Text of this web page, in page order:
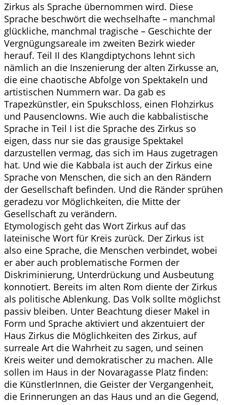
Zirkus als Sprache übernommen wird. Diese
Sprache beschwört die wechselhafte – manchmal
glückliche, manchmal tragische – Geschichte der
Vergnügungsareale im zweiten Bezirk wieder
herauf. Teil II des Klangdiptychons lehnt sich
nämlich an die Inszenierung der alten Zirkusse an,
die eine chaotische Abfolge von Spektakeln und
artistischen Nummern war. Da gab es
Trapezkünstler, ein Spukschloss, einen Flohzirkus
und Pausenclowns. Wie auch die kabbalistische
Sprache in Teil I ist die Sprache des Zirkus so
eigen, dass nur sie das grausige Spektakel
darzustellen vermag, das sich im Haus zugetragen
hat. Und wie die Kabbala ist auch der Zirkus eine
Sprache von Menschen, die sich an den Rändern
der Gesellschaft befinden. Und die Ränder sprühen
geradezu vor Möglichkeiten, die Mitte der
Gesellschaft zu verändern.
Etymologisch geht das Wort Zirkus auf das
lateinische Wort für Kreis zurück. Der Zirkus ist
also eine Sprache, die Menschen verbindet, wobei
er aber auch problematische Formen der
Diskriminierung, Unterdrückung und Ausbeutung
konnotiert. Bereits im alten Rom diente der Zirkus
als politische Ablenkung. Das Volk sollte möglichst
passiv bleiben. Unter Beachtung dieser Makel in
Form und Sprache aktiviert und akzentuiert der
Haus Zirkus die Möglichkeiten des Zirkus, auf
surreale Art die Wahrheit zu sagen, und seinen
Kreis weiter und demokratischer zu machen. Alle
sollen im Haus in der Novaragasse Platz finden:
die KünstlerInnen, die Geister der Vergangenheit,
die Erinnerungen an das Haus und an die Gegend,